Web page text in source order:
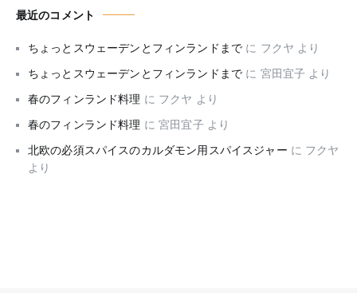
最近のコメント
ちょっとスウェーデンとフィンランドまで に フクヤ より
ちょっとスウェーデンとフィンランドまで に 宮田宜子 より
春のフィンランド料理 に フクヤ より
春のフィンランド料理 に宮田宜子 より
北欧の必須スパイスのカルダモン用スパイスジャー に フクヤ
より